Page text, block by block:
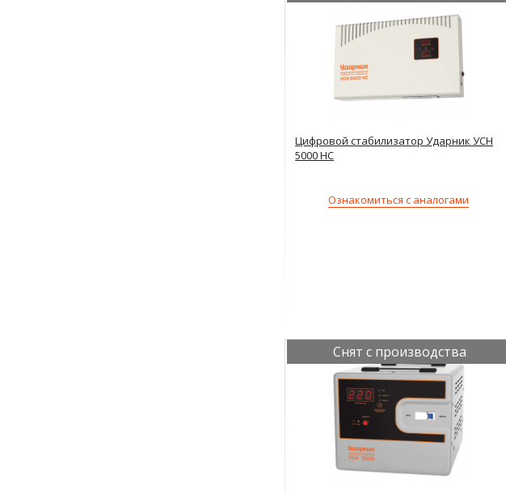
Цифровой стабилизатор Ударник УСН
5000 НС
Ознакомиться с аналогами
Снят с производства